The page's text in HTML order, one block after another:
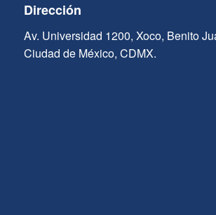
Dirección
Av. Universidad 1200, Xoco, Benito
Ciudad de México, CDMX.